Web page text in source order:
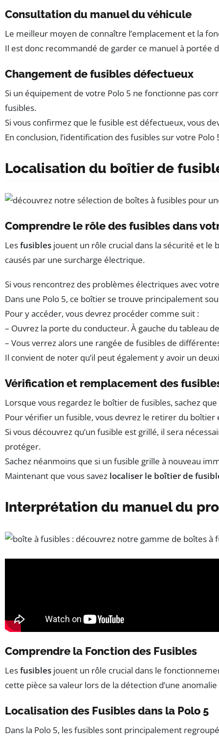
Consultation du manuel du véhicule
Le meilleur moyen de connaître l’emplacement et la
Il est donc recommandé de garder ce manuel à portée
Changement de fusibles défectueux
Si un équipement de votre Polo 5 ne fonctionne pas
fusibles.
Si vous confirmez que le fusible est défectueux, vous
En conclusion, l’identification des fusibles sur votre
Localisation du boîtier de
Comprendre le rôle des fusibles dans
Lesfusibles jouent un rôle crucial dans la sécurité et le
causés par une surcharge électrique.
Si vous rencontrez des problèmes électriques avec
Dans une Polo 5, ce boîtier se trouve principalement
Pour y accéder, vous devrez procéder comme suit :
– Ouvrez la porte du conducteur. À gauche du tableau
– Vous verrez alors une rangée de fusibles de
Il convient de noter qu’il peut également y avoir un
Vérification et remplacement des
Lorsque vous regardez le boîtier de fusibles, sachez
Pour vérifier un fusible, vous devrez le retirer du boîtier
Si vous découvrez qu’un fusible est grillé, il sera
protéger.
Sachez néanmoins que si un fusible grille à nouveau
Maintenant que vous savez localiser le boîtier de
Interprétation du manuel du
Comprendre la Fonction des Fusibles
Lesfusibles jouent un rôle crucial dans le
cette pièce sa valeur lors de la détection d’une
Localisation des Fusibles dans la Polo 5
Dans la Polo 5, les fusibles sont principalement